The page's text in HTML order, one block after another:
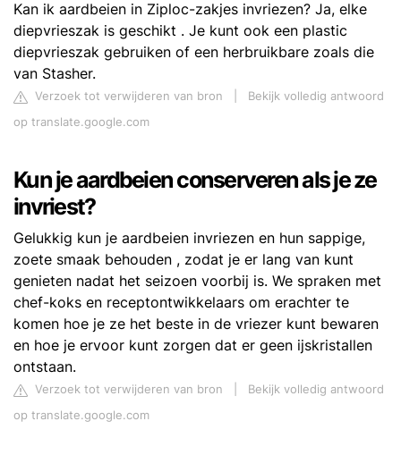
Kan ik aardbeien in Ziploc-zakjes invriezen? Ja, elke
diepvrieszak is geschikt . Je kunt ook een plastic
diepvrieszak gebruiken of een herbruikbare zoals die
van Stasher.
Verzoek tot verwijderen van bron
Bekijk volledig antwoord
op translate.google.com
Kun je aardbeien conserveren als je ze
invriest?
Gelukkig kun je aardbeien invriezen en hun sappige,
zoete smaak behouden , zodat je er lang van kunt
genieten nadat het seizoen voorbij is. We spraken met
chef-koks en receptontwikkelaars om erachter te
komen hoe je ze het beste in de vriezer kunt bewaren
en hoe je ervoor kunt zorgen dat er geen ijskristallen
ontstaan.
Verzoek tot verwijderen van bron
Bekijk volledig antwoord
op translate.google.com